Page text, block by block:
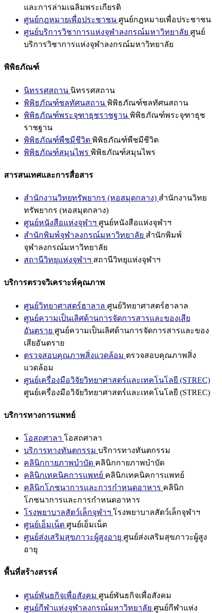
และการล่ามเฉลิมพระเกียรติ
ศูนย์กฎหมายเพื่อประชาชน ศูนย์กฎหมายเพื่อประชาชน
ศูนย์บริการวิชาการแห่งจุฬาลงกรณ์มหาวิทยาลัย ศูนย์
บริการวิชาการแห่งจุฬาลงกรณ์มหาวิทยาลัย
พิพิธภัณฑ์
นิทรรศสถาน นิทรรศสถาน
พิพิธภัณฑ์ชลทัศนสถาน พิพิธภัณฑ์ชลทัศนสถาน
พิพิธภัณฑ์พระจุฑาธุชราชฐาน พิพิธภัณฑ์พระจุฑาธุช
ราชฐาน
พิพิธภัณฑ์พืชมีชีวิต พิพิธภัณฑ์พืชมีชีวิต
พิพิธภัณฑ์สมุนไพร พิพิธภัณฑ์สมุนไพร
สารสนเทศและการสื่อสาร
สำนักงานวิทยทรัพยากร (หอสมุดกลาง) สำนักงานวิทย
ทรัพยากร (หอสมุดกลาง)
ศูนย์หนังสือแห่งจุฬาฯ ศูนย์หนังสือแห่งจุฬาฯ
สำนักพิมพ์จุฬาลงกรณ์มหาวิทยาลัย สำนักพิมพ์
จุฬาลงกรณ์มหาวิทยาลัย
สถานีวิทยุแห่งจุฬาฯ สถานีวิทยุแห่งจุฬาฯ
บริการตรวจวิเคราะห์คุณภาพ
ศูนย์วิทยาศาสตร์ฮาลาล ศูนย์วิทยาศาสตร์ฮาลาล
ศูนย์ความเป็นเลิศด้านการจัดการสารและของเสีย
อันตราย ศูนย์ความเป็นเลิศด้านการจัดการสารและของ
เสียอันตราย
ตรวจสอบคุณภาพสิ่งแวดล้อม ตรวจสอบคุณภาพสิ่ง
แวดล้อม
ศูนย์เครื่องมือวิจัยวิทยาศาสตร์และเทคโนโลยี (STREC)
ศูนย์เครื่องมือวิจัยวิทยาศาสตร์และเทคโนโลยี (STREC)
บริการทางการแพทย์
โอสถศาลา โอสถศาลา
บริการทางทันตกรรม บริการทางทันตกรรม
คลินิกกายภาพบำบัด คลินิกกายภาพบำบัด
คลินิกเทคนิคการแพทย์ คลินิกเทคนิคการแพทย์
คลินิกโภชนาการและการกำหนดอาหาร คลินิก
โภชนาการและการกำหนดอาหาร
โรงพยาบาลสัตว์เล็กจุฬาฯ โรงพยาบาลสัตว์เล็กจุฬาฯ
ศูนย์เอ็มเน็ต ศูนย์เอ็มเน็ต
ศูนย์ส่งเสริมสุขภาวะผู้สูงอายุ ศูนย์ส่งเสริมสุขภาวะผู้สูง
อายุ
พื้นที่สร้างสรรค์
ศูนย์พันธกิจเพื่อสังคม ศูนย์พันธกิจเพื่อสังคม
ศูนย์กีฬาแห่งจุฬาลงกรณ์มหาวิทยาลัย ศูนย์กีฬาแห่ง